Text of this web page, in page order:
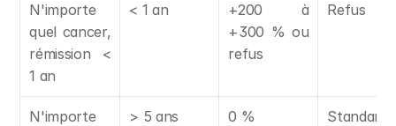
N'importe
quel cancer,
rémission <
1 an
< 1 an
+200 à
+300 % ou
refus
Refus
N'importe
> 5 ans 0 % Standard